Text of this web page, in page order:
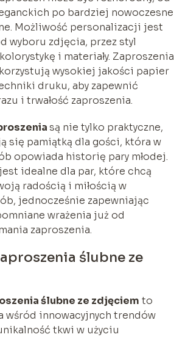
po bardziej nowoczesne
Możliwość personalizacji jest
wyboru zdjęcia, przez styl
i materiały. Zaproszenia
wysokiej jakości papier
druku, aby zapewnić
i trwałość zaproszenia.
są nie tylko praktyczne,
się pamiątką dla gości, która w
opowiada historię pary młodej.
idealne dla par, które chcą
radością i miłością w
jednocześnie zapewniając
wrażenia już od
zaproszenia.
ślubne ze
ślubne ze zdjęciem to
wśród innowacyjnych trendów
tkwi w użyciu